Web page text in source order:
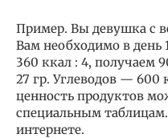
Пример. Вы девушка с
Вам необходимо в
360 ккал : 4, получаем
27 гр. Углеводов — 600
ценность продуктов
специальным
интернете.